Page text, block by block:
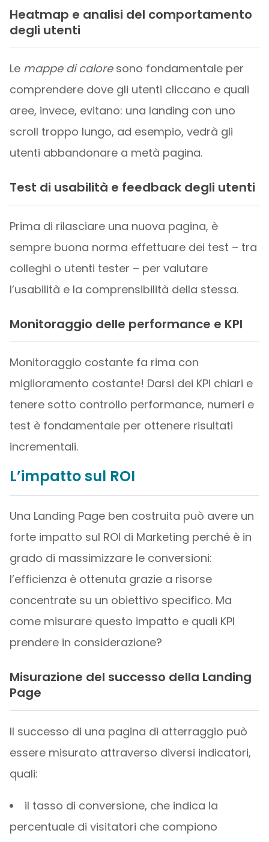
Heatmap e analisi del comportamento
degli utenti
Lemappe di caloresono fondamentale per
comprendere dove gli utenti cliccano e quali
aree, invece, evitano: una landing con uno
scroll troppo lungo, ad esempio, vedrà gli
utenti abbandonare a metà pagina.
Test di usabilità e feedback degli utenti
Prima di rilasciare una nuova pagina, è
sempre buona norma effettuare dei test – tra
colleghi o utenti tester – per valutare
l’usabilità e la comprensibilità della stessa.
Monitoraggio delle performance e KPI
Monitoraggio costante fa rima con
miglioramento costante! Darsi dei KPI chiari e
tenere sotto controllo performance, numeri e
test è fondamentale per ottenere risultati
incrementali.
L’impatto sul ROI
Una Landing Page ben costruita può avere un
forte impatto sul ROI di Marketing perché è in
grado di massimizzare le conversioni:
l’efficienza è ottenuta grazie a risorse
concentrate su un obiettivo specifico. Ma
come misurare questo impatto e quali KPI
prendere in considerazione?
Misurazione del successo della Landing
Page
Il successo di una pagina di atterraggio può
essere misurato attraverso diversi indicatori,
quali:
il tasso di conversione, che indica la
percentuale di visitatori che compiono